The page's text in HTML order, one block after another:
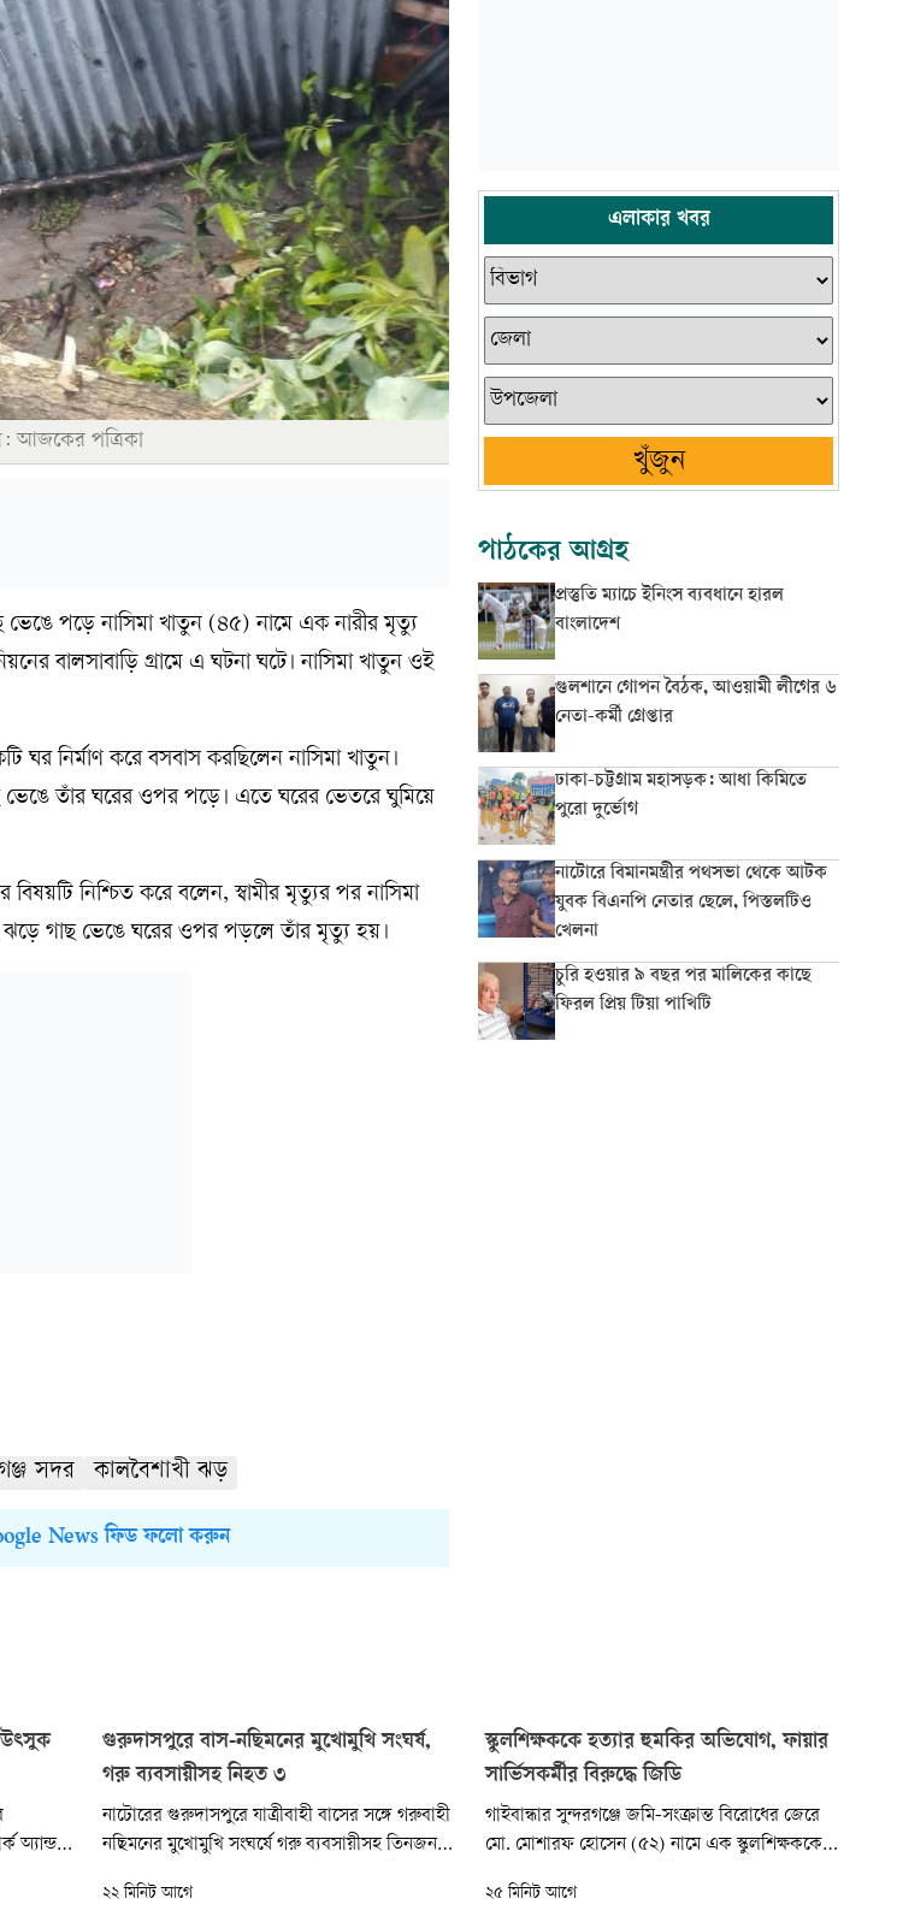
আজকের পত্রিকা
ভেঙে পড়ে নাসিমা খাতুন (৪৫) নামে এক নারীর মৃত্যু
বালসাবাড়ি গ্রামে এ ঘটনা ঘটে। নাসিমা খাতুন ওই
ঘর নির্মাণ করে বসবাস করছিলেন নাসিমা খাতুন।
তাঁর ঘরের ওপর পড়ে। এতে ঘরের ভেতরে ঘুমিয়ে
নিশ্চিত করে বলেন, স্বামীর মৃত্যুর পর নাসিমা
ঝড়ে গাছ ভেঙে ঘরের ওপর পড়লে তাঁর মৃত্যু হয়।
সদর কালবৈশাখী ঝড়
News ফিড ফলো করুন
এলাকার খবর
খুঁজুন
পাঠকের আগ্রহ
প্রস্তুতি ম্যাচে ইনিংস ব্যবধানে হারল
বাংলাদেশ
গুলশানে গোপন বৈঠক, আওয়ামী লীগের ৬
নেতা-কর্মী গ্রেপ্তার
ঢাকা-চট্টগ্রাম মহাসড়ক: আধা কিমিতে
পুরো দুর্ভোগ
নাটোরে বিমানমন্ত্রীর পথসভা থেকে আটক
যুবক বিএনপি নেতার ছেলে, পিস্তলটিও
খেলনা
চুরি হওয়ার ৯ বছর পর মালিকের কাছে
ফিরল প্রিয় টিয়া পাখিটি
উৎসুক
অ্যান্ড
বড় ডিম
গুরুদাসপুরে বাস-নছিমনের মুখোমুখি সংঘর্ষ,
গরু ব্যবসায়ীসহ নিহত ৩
নাটোরের গুরুদাসপুরে যাত্রীবাহী বাসের সঙ্গে গরুবাহী
নছিমনের মুখোমুখি সংঘর্ষে গরু ব্যবসায়ীসহ তিনজন
বনপাড়া-হাটিকুমরুল মহাসড়কের হাজিরহাট
২২ মিনিট আগে
স্কুলশিক্ষককে হত্যার হুমকির অভিযোগ, ফায়ার
সার্ভিসকর্মীর বিরুদ্ধে জিডি
গাইবান্ধার সুন্দরগঞ্জে জমি-সংক্রান্ত বিরোধের জেরে
মো. মোশারফ হোসেন (৫২) নামে এক স্কুলশিক্ষককে
দেওয়ার অভিযোগ উঠেছে এক ফায়ার সার্ভিসকর্মীর
২৫ মিনিট আগে